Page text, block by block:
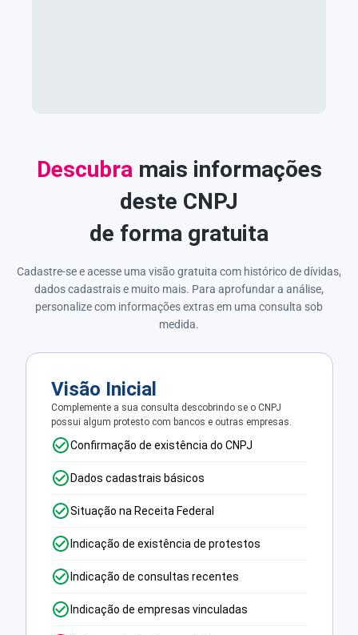
Descubra mais informações
deste CNPJ
de forma gratuita
Cadastre-se e acesse uma visão gratuita com histórico de dívidas,
dados cadastrais e muito mais. Para aprofundar a análise,
personalize com informações extras em uma consulta sob
medida.
Visão Inicial
Complemente a sua consulta descobrindo se o CNPJ
possui algum protesto com bancos e outras empresas.
Confirmação de existência do CNPJ
Dados cadastrais básicos
Situação na Receita Federal
Indicação de existência de protestos
Indicação de consultas recentes
Indicação de empresas vinculadas